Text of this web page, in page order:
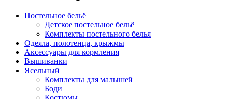
Постельное бельё
Детское постельное бельё
Комплекты постельного белья
Одеяла, полотенца, крыжмы
Аксессуары для кормления
Вышиванки
Ясельный
Комплекты для малышей
Боди